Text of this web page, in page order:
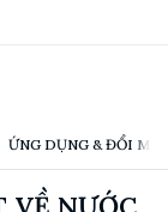
ỨNG DỤNG & ĐỔI